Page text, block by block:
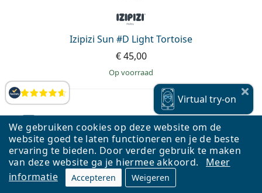
We gebruiken cookies op deze website om de
website goed te laten functioneren en je de beste
ervaring te bieden. Door verder gebruik te maken
van deze website ga je hiermee akkoord.
Meer
informatie
Accepteren Weigeren
Beoordelingen
Izipizi Sun #D Light Tortoise
€ 45,00
op voorraad
Virtualtry-on
Virtual try-on